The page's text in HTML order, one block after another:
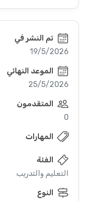
تم النشر في
19/5/2026
الموعد النهائي
25/5/2026
المتقدمون
0
المهارات
الفئة
التعليم والتدريب
النوع